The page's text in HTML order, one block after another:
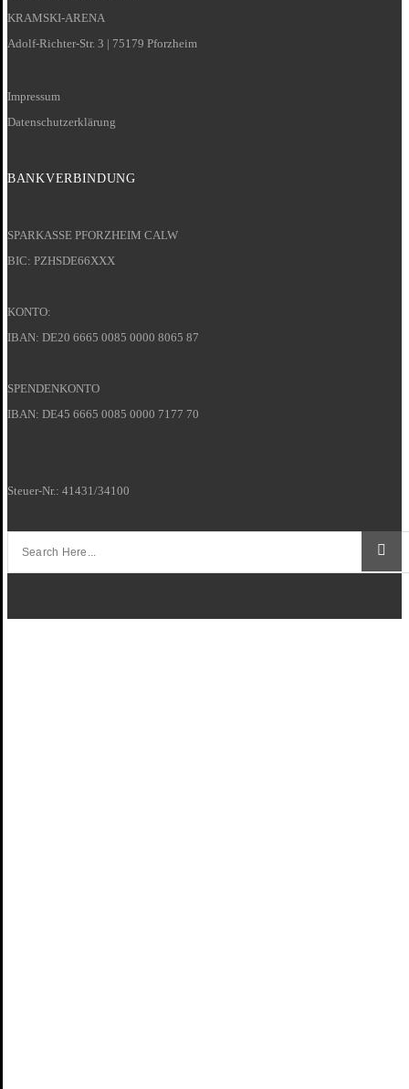
KRAMSKI-ARENA
Adolf-Richter-Str. 3 | 75179 Pforzheim
Impressum
Datenschutzerklärung
BANKVERBINDUNG
SPARKASSE PFORZHEIM CALW
BIC: PZHSDE66XXX
KONTO:
IBAN: DE20 6665 0085 0000 8065 87
SPENDENKONTO
IBAN: DE45 6665 0085 0000 7177 70
Steuer-Nr.: 41431/34100